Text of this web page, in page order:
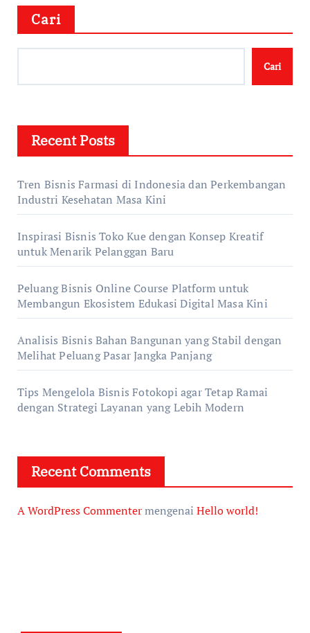
Cari
Cari
Recent Posts
Tren Bisnis Farmasi di Indonesia dan Perkembangan
Industri Kesehatan Masa Kini
Inspirasi Bisnis Toko Kue dengan Konsep Kreatif
untuk Menarik Pelanggan Baru
Peluang Bisnis Online Course Platform untuk
Membangun Ekosistem Edukasi Digital Masa Kini
Analisis Bisnis Bahan Bangunan yang Stabil dengan
Melihat Peluang Pasar Jangka Panjang
Tips Mengelola Bisnis Fotokopi agar Tetap Ramai
dengan Strategi Layanan yang Lebih Modern
Recent Comments
A WordPress Commentermengenai Hello world!